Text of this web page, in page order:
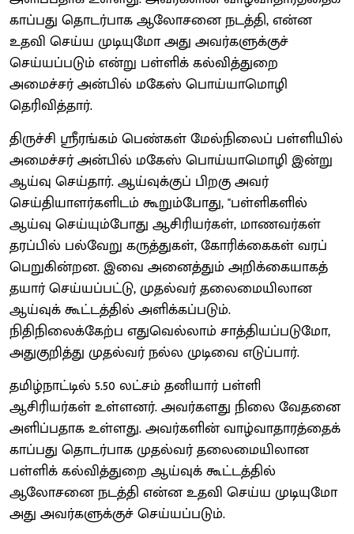
காப்பது தொடர்பாக ஆலோசனை நடத்தி, என்ன
உதவி செய்ய முடியுமோ அது அவர்களுக்குச்
செய்யப்படும் என்று பள்ளிக் கல்வித்துறை
அமைச்சர் அன்பில் மகேஸ் பொய்யாமொழி
தெரிவித்தார்.
திருச்சி ஸ்ரீரங்கம் பெண்கள் மேல்நிலைப் பள்ளியில்
அமைச்சர் அன்பில் மகேஸ் பொய்யாமொழி இன்று
ஆய்வு செய்தார். ஆய்வுக்குப் பிறகு அவர்
செய்தியாளர்களிடம் கூறும்போது, ''பள்ளிகளில்
ஆய்வு செய்யும்போது ஆசிரியர்கள், மாணவர்கள்
தரப்பில் பல்வேறு கருத்துகள், கோரிக்கைகள் வரப்
பெறுகின்றன. இவை அனைத்தும் அறிக்கையாகத்
தயார் செய்யப்பட்டு, முதல்வர் தலைமையிலான
ஆய்வுக் கூட்டத்தில் அளிக்கப்படும்.
நிதிநிலைக்கேற்ப எதுவெல்லாம் சாத்தியப்படுமோ,
அதுகுறித்து முதல்வர் நல்ல முடிவை எடுப்பார்.
தமிழ்நாட்டில் 5.50 லட்சம் தனியார் பள்ளி
ஆசிரியர்கள் உள்ளனர். அவர்களது நிலை வேதனை
அளிப்பதாக உள்ளது. அவர்களின் வாழ்வாதாரத்தைக்
காப்பது தொடர்பாக முதல்வர் தலைமையிலான
பள்ளிக் கல்வித்துறை ஆய்வுக் கூட்டத்தில்
ஆலோசனை நடத்தி என்ன உதவி செய்ய முடியுமோ
அது அவர்களுக்குச் செய்யப்படும்.